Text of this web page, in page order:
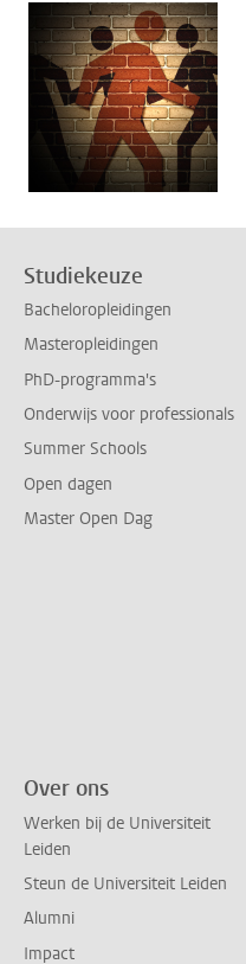
Studiekeuze
Bacheloropleidingen
Masteropleidingen
PhD-programma's
Onderwijs voor professionals
Summer Schools
Open dagen
Master Open Dag
Over ons
Werken bij de Universiteit
Leiden
Steun de Universiteit Leiden
Alumni
Impact